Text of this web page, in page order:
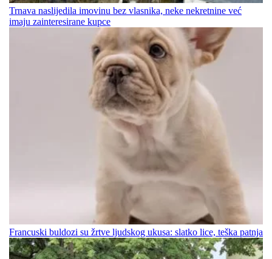
Trnava naslijedila imovinu bez vlasnika, neke nekretnine već
imaju zainteresirane kupce
Francuski buldozi su žrtve ljudskog ukusa: slatko lice, teška patnja